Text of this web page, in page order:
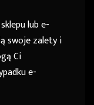
lub e-
swoje zalety i
Ci
e-